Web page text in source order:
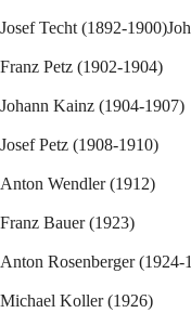
Josef Techt (1892-
Franz Petz (1902-1904)
Johann Kainz (1904-1907)
Josef Petz (1908-1910)
Anton Wendler (1912)
Franz Bauer (1923)
Anton Rosenberger (1924-
Michael Koller (1926)